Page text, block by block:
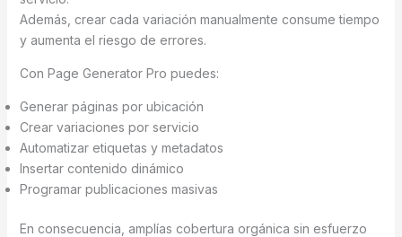
Además, crear cada variación manualmente consume tiempo
y aumenta el riesgo de errores.
Con Page Generator Pro puedes:
Generar páginas por ubicación
Crear variaciones por servicio
Automatizar etiquetas y metadatos
Insertar contenido dinámico
Programar publicaciones masivas
En consecuencia, amplías cobertura orgánica sin esfuerzo